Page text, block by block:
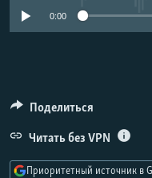
РАСПИСАНИЕ
0:00
Поделиться
Читать без VPN
Приоритетный источник в